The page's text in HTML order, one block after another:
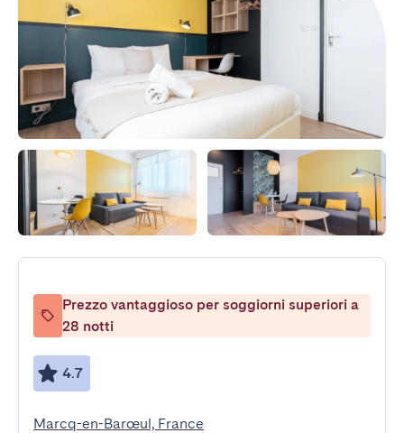
Prezzo vantaggioso per soggiorni superiori a
28 notti
4.7
Marcq-en-Barœul, France